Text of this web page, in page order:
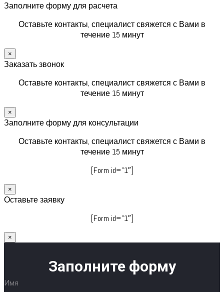
Заполните форму для расчета
Оставьте контакты, специалист свяжется с Вами в
течение 15 минут
×
Заказать звонок
Оставьте контакты, специалист свяжется с Вами в
течение 15 минут
×
Заполните форму для консультации
Оставьте контакты, специалист свяжется с Вами в
течение 15 минут
[Form id=”1″]
×
Оставьте заявку
[Form id=”1″]
×
Заполните форму
Имя